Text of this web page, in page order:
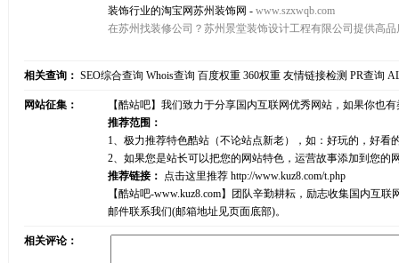
装饰行业的淘宝网苏州装饰网 - www.szxwqb.com
在苏州找装修公司？苏州景堂装饰设计工程有限公司提供高
相关查询： SEO综合查询 Whois查询 百度权重 360权重 友情链接检测 PR查询
网站征集：
【酷站吧】我们致力于分享国内互联网优秀网站，如果你也
推荐范围：
1、极力推荐特色酷站（不论站点新老），如：好玩的，好
2、如果您是站长可以把您的网站特色，运营故事添加到您
推荐链接： 点击这里推荐 http://www.kuz8.com/t.php
【酷站吧-www.kuz8.com】团队辛勤耕耘，励志收集国内互
邮件联系我们(邮箱地址见页面底部)。
相关评论：